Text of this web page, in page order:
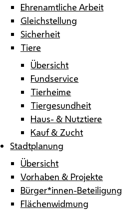
Ehrenamtliche Arbeit
Gleichstellung
Sicherheit
Tiere
Übersicht
Fundservice
Tierheime
Tiergesundheit
Haus- & Nutztiere
Kauf & Zucht
Stadtplanung
Übersicht
Vorhaben & Projekte
Bürger*innen-Beteiligung
Flächenwidmung